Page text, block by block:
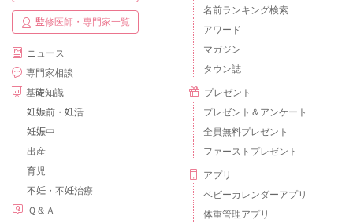
監修医師・専門家一覧
ニュース
専門家相談
基礎知識
妊娠前・妊活
妊娠中
出産
育児
不妊・不妊治療
Ｑ＆Ａ
名前ランキング検索
アワード
マガジン
タウン誌
プレゼント
プレゼント＆アンケート
全員無料プレゼント
ファーストプレゼント
アプリ
ベビーカレンダーアプリ
体重管理アプリ